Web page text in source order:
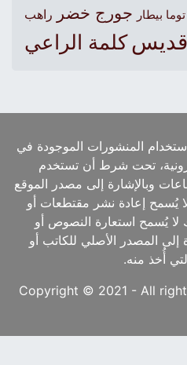
بيطار جورج خضر راهب
كلمة الراعي
المنشورات الموجودة في
تحت شرط أن تستخدم
وبالإشارة إلى مصدر الموقع
إعادة نشر مقتطعات أو
يُسمح استعارة النصوص أو
المصدر الأصلي للكاتب أو
أُخذ منه.